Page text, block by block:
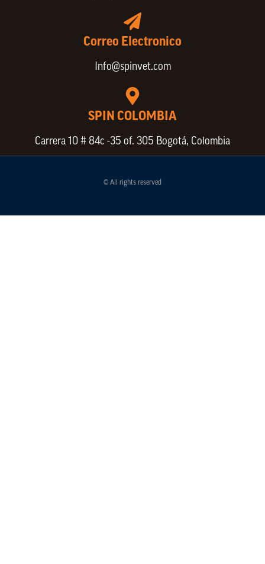
Correo Electronico
Info@spinvet.com
SPIN COLOMBIA
Carrera 10 # 84c -35 of. 305 Bogotá, Colombia
© All rights reserved